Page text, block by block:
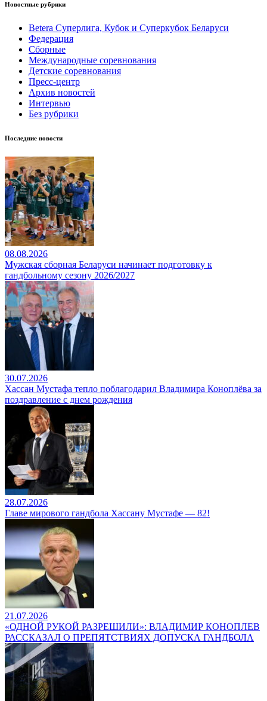
Новостные рубрики
Betera Суперлига, Кубок и Суперкубок Беларуси
Федерация
Сборные
Международные соревнования
Детские соревнования
Пресс-центр
Архив новостей
Интервью
Без рубрики
Последние новости
08.08.2026
Мужская сборная Беларуси начинает подготовку к
гандбольному сезону 2026/2027
30.07.2026
Хассан Мустафа тепло поблагодарил Владимира Коноплёва за
поздравление с днем рождения
28.07.2026
Главе мирового гандбола Хассану Мустафе — 82!
21.07.2026
«ОДНОЙ РУКОЙ РАЗРЕШИЛИ»: ВЛАДИМИР КОНОПЛЕВ
РАССКАЗАЛ О ПРЕПЯТСТВИЯХ ДОПУСКА ГАНДБОЛА